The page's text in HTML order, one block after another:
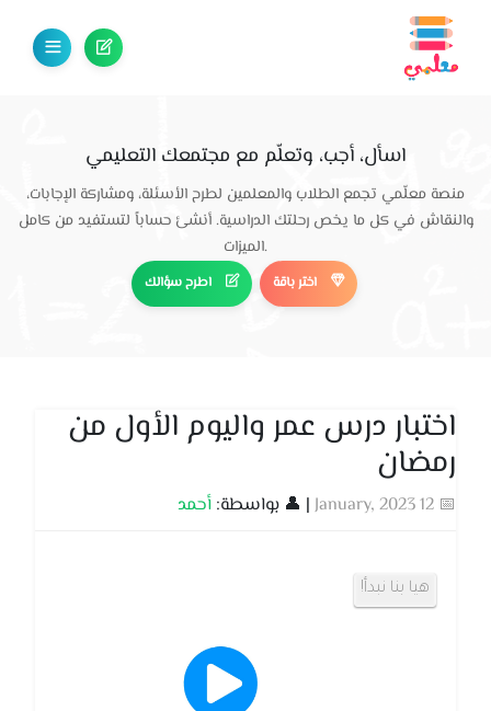
اسأل، أجب، وتعلّم مع مجتمعك التعليمي
منصة معلّمي تجمع الطلاب والمعلمين لطرح الأسئلة، ومشاركة الإجابات،
والنقاش في كل ما يخص رحلتك الدراسية. أنشئ حساباً لتستفيد من كامل
الميزات.
اطرح سؤالك اختر باقة
اختبار درس عمر واليوم الأول من
رمضان
📅 12 January, 2023 | 👤 بواسطة: أحمد